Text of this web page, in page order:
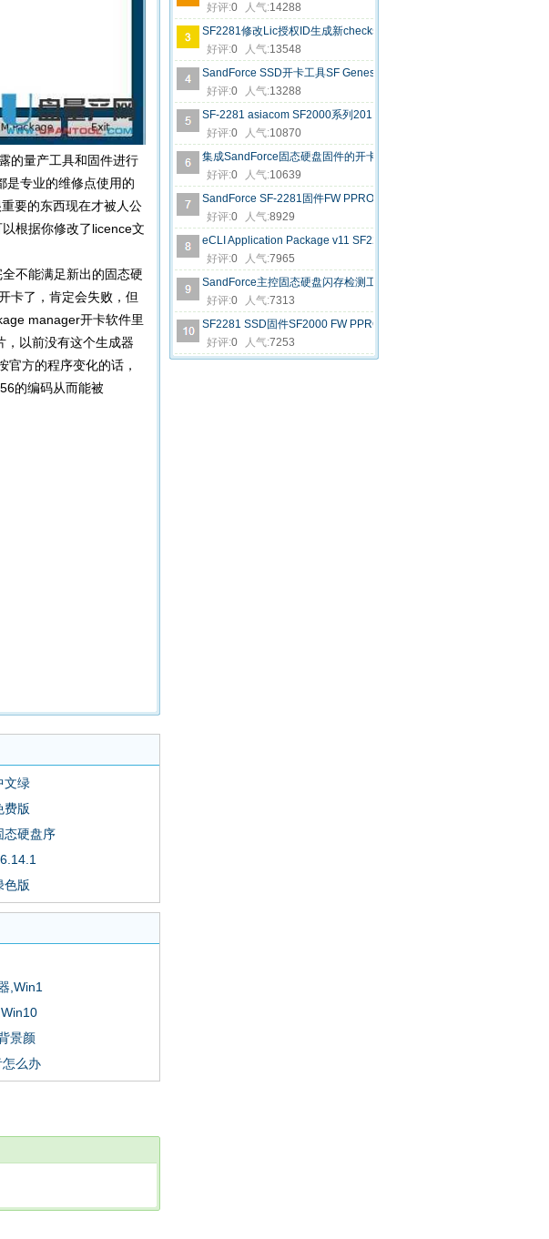
的量产工具和固件进行
是专业的维修点使用的
要的东西现在才被人公
根据你修改了licence文
不能满足新出的固态硬
卡了，肯定会失败，但
manager开卡软件里
，以前没有这个生成器
方的程序变化的话，
的编码从而能被
文绿
费版
态硬盘序
色版
,Win1
景颜
么办
好评:0 人气:14288
SF2281修改Lic授权ID生成新checksum生成器
好评:0 人气:13548
SandForce SSD开卡工具SF Genesis v1.7.2.01020130925
好评:0 人气:13288
SF-2281 asiacom SF2000系列20110815 lic文件
好评:0 人气:10870
集成SandForce固态硬盘固件的开卡虚拟机系统CentOS 6.7
好评:0 人气:10639
SandForce SF-2281固件FW PPRO 6.1.8版本Release.1115287
好评:0 人气:8929
eCLI Application Package v11 SF2281 SSD开卡用
好评:0 人气:7965
SandForce主控固态硬盘闪存检测工具SandForce Flash ID 0.4a版
好评:0 人气:7313
SF2281 SSD固件SF2000 FW PPRO 5.8.2版Release.906190.release
好评:0 人气:7253